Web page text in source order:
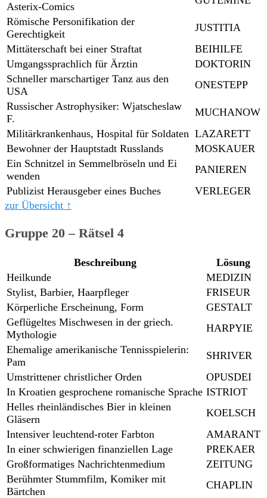
Asterix-Comics
Römische Personifikation der
Gerechtigkeit
JUSTITIA
Mittäterschaft bei einer Straftat
BEIHILFE
Umgangssprachlich für Ärztin
DOKTORIN
Schneller marschartiger Tanz aus den
USA
ONESTEPP
Russischer Astrophysiker: Wjatscheslaw
F.
MUCHANOW
Militärkrankenhaus, Hospital für Soldaten LAZARETT
Bewohner der Hauptstadt Russlands
MOSKAUER
Ein Schnitzel in Semmelbröseln und Ei
wenden
PANIEREN
Publizist Herausgeber eines Buches
VERLEGER
zur Übersicht ↑
Gruppe 20 – Rätsel 4
Beschreibung
Lösung
Heilkunde
MEDIZIN
Stylist, Barbier, Haarpfleger
FRISEUR
Körperliche Erscheinung, Form
GESTALT
Geflügeltes Mischwesen in der griech.
Mythologie
HARPYIE
Ehemalige amerikanische Tennisspielerin:
Pam
SHRIVER
Umstrittener christlicher Orden
OPUSDEI
In Kroatien gesprochene romanische Sprache ISTRIOT
Helles rheinländisches Bier in kleinen
Gläsern
KOELSCH
Intensiver leuchtend-roter Farbton
AMARANT
In einer schwierigen finanziellen Lage
PREKAER
Großformatiges Nachrichtenmedium
ZEITUNG
Berühmter Stummfilm, Komiker mit
Bärtchen
CHAPLIN